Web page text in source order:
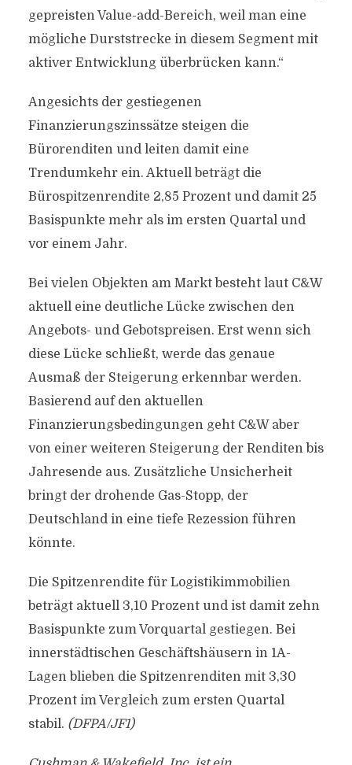
gepreisten Value-add-Bereich, weil man eine
mögliche Durststrecke in diesem Segment mit
aktiver Entwicklung überbrücken kann.“
Angesichts der gestiegenen
Finanzierungszinssätze steigen die
Bürorenditen und leiten damit eine
Trendumkehr ein. Aktuell beträgt die
Bürospitzenrendite 2,85 Prozent und damit 25
Basispunkte mehr als im ersten Quartal und
vor einem Jahr.
Bei vielen Objekten am Markt besteht laut C&W
aktuell eine deutliche Lücke zwischen den
Angebots- und Gebotspreisen. Erst wenn sich
diese Lücke schließt, werde das genaue
Ausmaß der Steigerung erkennbar werden.
Basierend auf den aktuellen
Finanzierungsbedingungen geht C&W aber
von einer weiteren Steigerung der Renditen bis
Jahresende aus. Zusätzliche Unsicherheit
bringt der drohende Gas-Stopp, der
Deutschland in eine tiefe Rezession führen
könnte.
Die Spitzenrendite für Logistikimmobilien
beträgt aktuell 3,10 Prozent und ist damit zehn
Basispunkte zum Vorquartal gestiegen. Bei
innerstädtischen Geschäftshäusern in 1A-
Lagen blieben die Spitzenrenditen mit 3,30
Prozent im Vergleich zum ersten Quartal
stabil. (DFPA/JF1)